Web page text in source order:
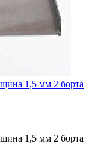
1,5 мм 2 борта
1,5 мм 2 борта